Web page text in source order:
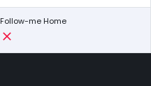
Follow-me Home